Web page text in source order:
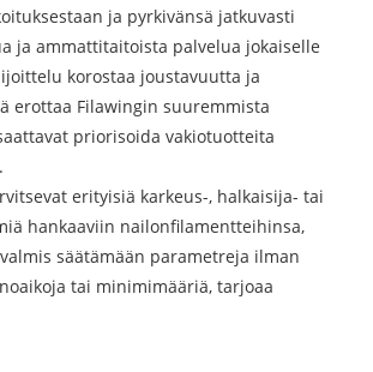
​​ja pyrkivänsä jatkuvasti
ja ammattitaitoista palvelua jokaiselle
korostaa joustavuutta ja
erottaa Filawingin suuremmista
priorisoida vakiotuotteita
erityisiä karkeus-, halkaisija- tai
hankaaviin nailonfilamentteihinsa,
säätämään parametreja ilman
tai minimimääriä, tarjoaa